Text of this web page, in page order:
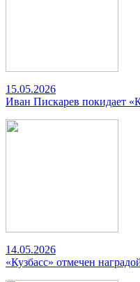
15.05.2026
Иван Пискарев покидает
14.05.2026
«Кузбасс» отмечен